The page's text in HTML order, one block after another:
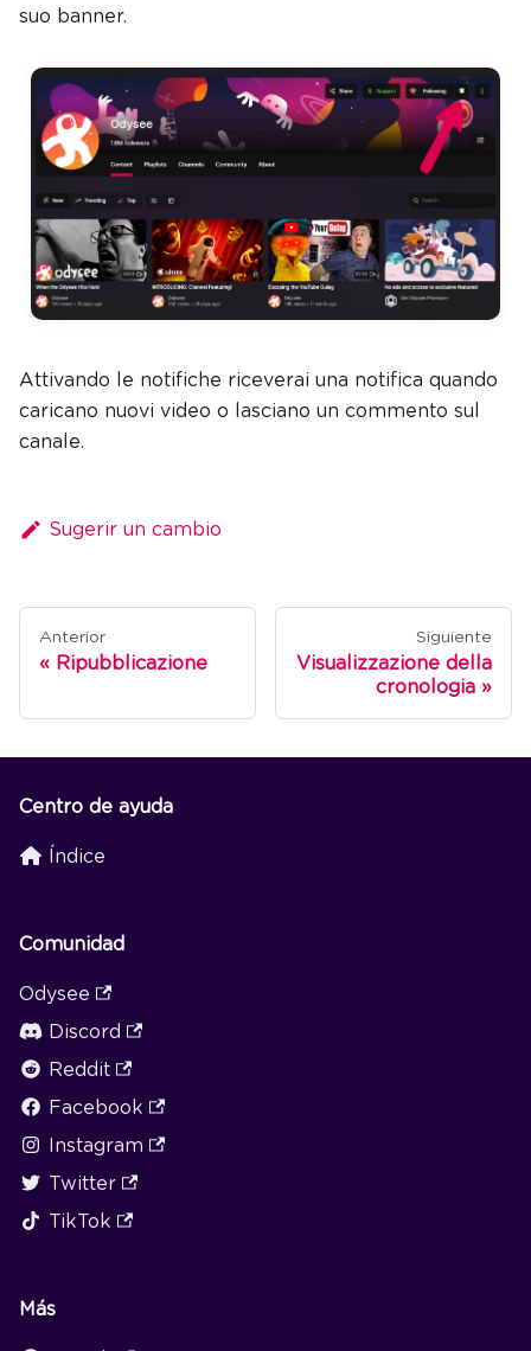
suo banner.
Attivando le notifiche riceverai una notifica quando
caricano nuovi video o lasciano un commento sul
canale.
Sugerir un cambio
Anterior
Ripubblicazione
Siguiente
Visualizzazione della
cronologia
Centro de ayuda
Índice
Comunidad
Odysee
Discord
Reddit
Facebook
Instagram
Twitter
TikTok
Más